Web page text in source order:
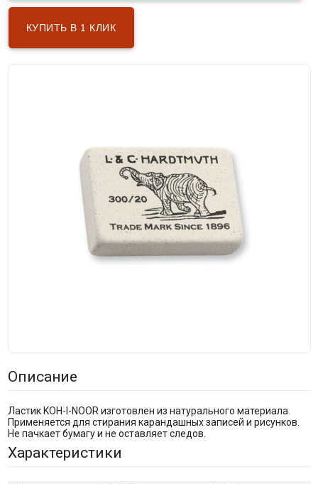
КУПИТЬ В 1 КЛИК
Описание
Ластик KOH-I-NOOR изготовлен из натурального материала.
Применяется для стирания карандашных записей и рисунков.
Не пачкает бумагу и не оставляет следов.
Характеристики